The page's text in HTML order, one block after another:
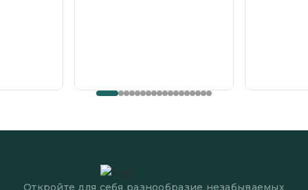
Откройте для себя разнообразие незабываемых